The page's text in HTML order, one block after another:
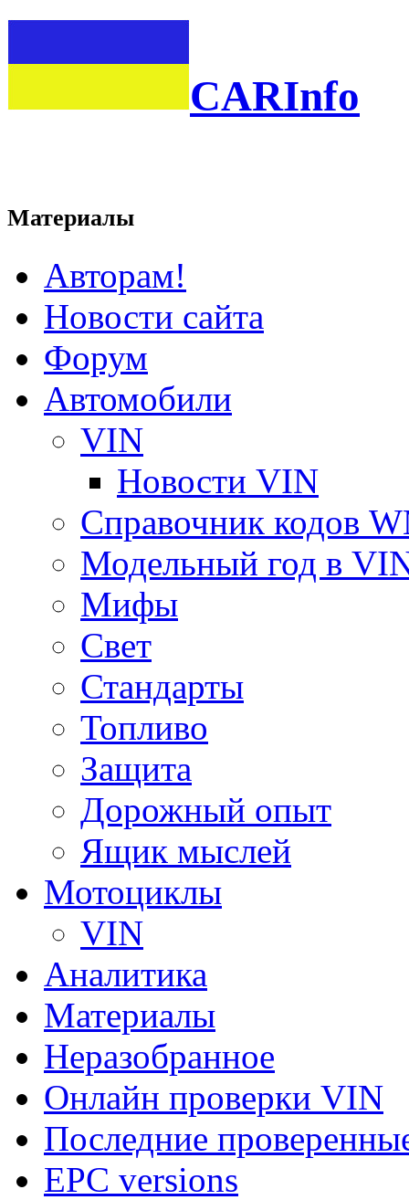
CARInfo
Материалы
Авторам!
Новости сайта
Форум
Автомобили
VIN
Новости VIN
Справочник кодов
Модельный год в
Мифы
Свет
Стандарты
Топливо
Защита
Дорожный опыт
Ящик мыслей
Мотоциклы
VIN
Аналитика
Материалы
Неразобранное
Онлайн проверки VIN
Последние
EPC versions